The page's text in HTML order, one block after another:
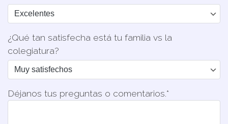
¿Qué tan satisfecha está tu familia vs la
colegiatura?
Déjanos tus preguntas o comentarios.*